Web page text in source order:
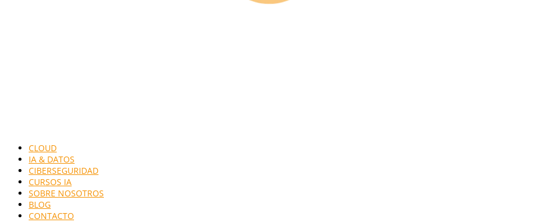
CLOUD
IA & DATOS
CIBERSEGURIDAD
CURSOS IA
SOBRE NOSOTROS
BLOG
CONTACTO